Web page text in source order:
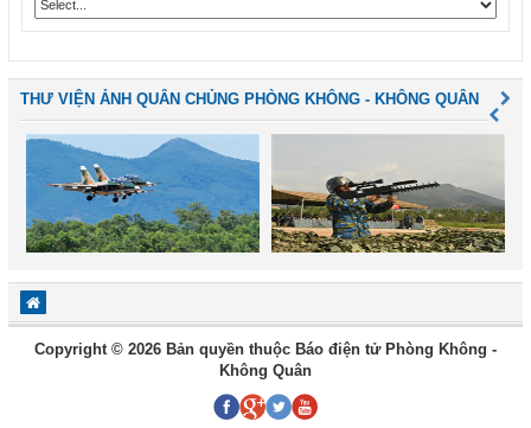
THƯ VIỆN ẢNH QUÂN CHỦNG PHÒNG KHÔNG - KHÔNG QUÂN
Copyright © 2026 Bản quyền thuộc Báo điện tử Phòng Không -
Không Quân